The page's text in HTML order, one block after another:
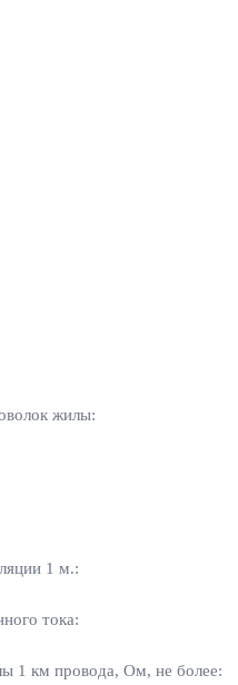
жилы:
1 м.:
тока:
1 км провода, Ом, не более: